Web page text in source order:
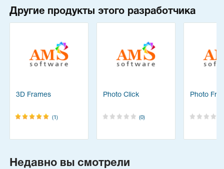
Другие продукты этого разработчика
3D Frames
(1)
Photo Click
(0)
Photo
Недавно вы смотрели